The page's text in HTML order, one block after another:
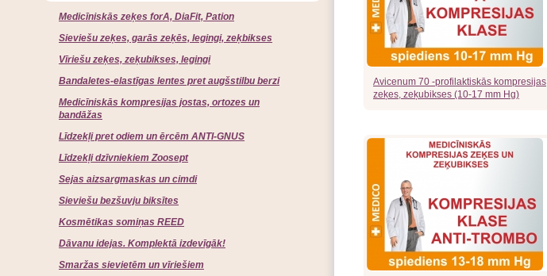
Avicenum 70 -profilaktiskās kompresijas
zeķes, zeķubikses (10-17 mm Hg)
Medicīniskās zeķes forA, DiaFit, Pation
Sieviešu zeķes, garās zeķēs, legingi, zeķbikses
Vīriešu zeķes, zeķubikses, legingi
Bandaletes-elastīgas lentes pret augšstilbu berzi
Medicīniskās kompresijas jostas, ortozes un
bandāžas
Līdzekļi pret odiem un ērcēm ANTI-GNUS
Līdzekļi dzīvniekiem Zoosept
Sejas aizsargmaskas un cimdi
Sieviešu bezšuvju biksītes
Kosmētikas somiņas REED
Dāvanu idejas. Komplektā izdevīgāk!
Smaržas sievietēm un vīriešiem